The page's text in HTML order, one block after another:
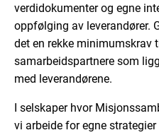
verdidokumenter og egne
oppfølging av leverandører.
det en rekke minimumskrav
samarbeidspartnere som
med leverandørene.
I selskaper hvor
vi arbeide for egne